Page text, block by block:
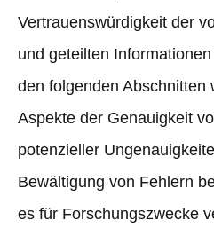
Vertrauenswürdigkeit der
und geteilten
den folgenden Abschnitten
Aspekte der Genauigkeit
potenzieller
Bewältigung von Fehlern
es für Forschungszwecke